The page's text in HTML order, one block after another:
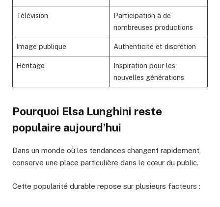
Télévision
Participation à de
nombreuses productions
Image publique Authenticité et discrétion
Héritage
Inspiration pour les
nouvelles générations
Pourquoi Elsa Lunghini reste
populaire aujourd’hui
Dans un monde où les tendances changent rapidement,
conserve une place particulière dans le cœur du public.
Cette popularité durable repose sur plusieurs facteurs :